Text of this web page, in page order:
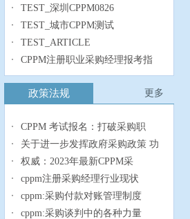
TEST_深圳CPPM0826
TEST_城市CPPM测试
TEST_ARTICLE
CPPM注册职业采购经理报考指
更多
政策法规
CPPM 考试报名：打破采购职
关于进一步发挥政府采购政策 功
权威：2023年最新CPPM采
cppm注册采购经理行业现状
cppm:采购付款对账管理制度
cppm:采购谈判中的各种力量